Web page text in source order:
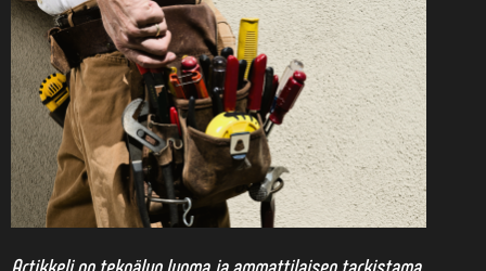
Artikkeli on tekoälyn luoma ja ammattilaisen tarkistama.